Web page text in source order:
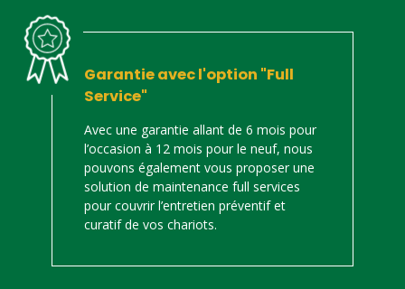
Garantie avec l'option "Full
Service"
Avec une garantie allant de 6 mois pour
l’occasion à 12 mois pour le neuf, nous
pouvons également vous proposer une
solution de maintenance full services
pour couvrir l’entretien préventif et
curatif de vos chariots.